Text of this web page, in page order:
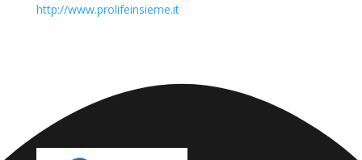
http://www.prolifeinsieme.it